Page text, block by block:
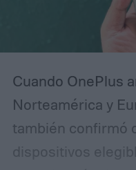
Cuando OnePlus
Norteamérica y
también confirmó
dispositivos